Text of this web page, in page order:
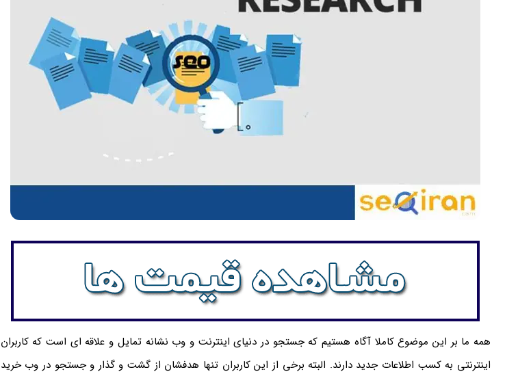
همه ما بر این موضوع کاملا آگاه هستیم که جستجو در دنیای اینترنت و وب نشانه تمایل و علاقه ای است که کاربران
اینترنتی به کسب اطلاعات جدید دارند. البته برخی از این کاربران تنها هدفشان از گشت و گذار و جستجو در وب خرید